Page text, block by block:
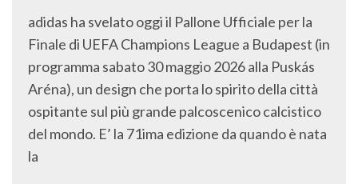
adidas ha svelato oggi il Pallone Ufficiale per la
Finale di UEFA Champions League a Budapest (in
programma sabato 30 maggio 2026 alla Puskás
Aréna), un design che porta lo spirito della città
ospitante sul più grande palcoscenico calcistico
del mondo. E’ la 71ima edizione da quando è nata
la